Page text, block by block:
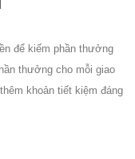
để kiếm phần thưởng
thưởng cho mỗi giao
khoản tiết kiệm đáng